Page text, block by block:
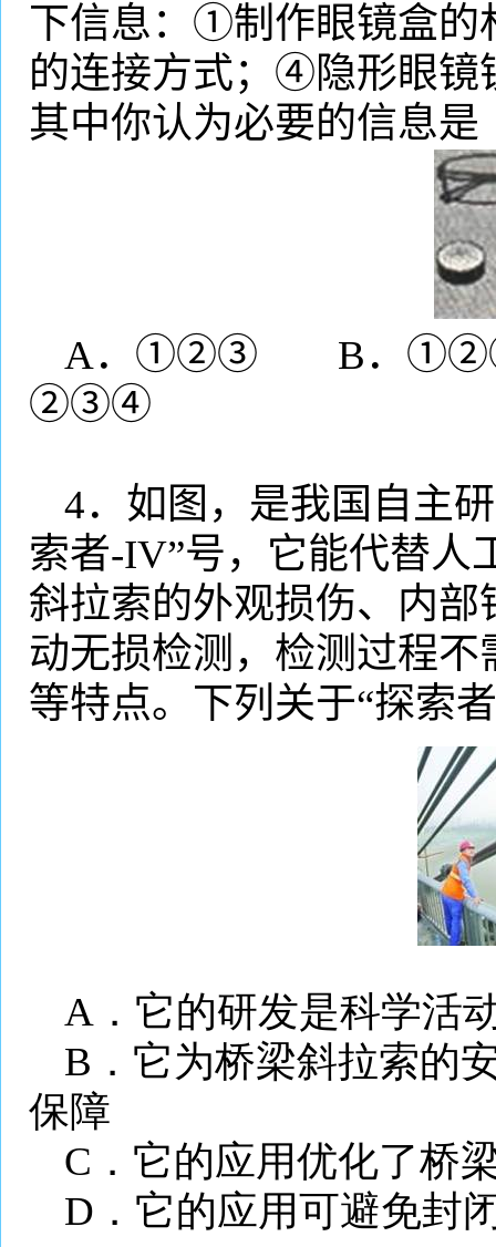
下信息：①制作眼镜盒
的连接方式；④隐形眼镜
其中你认为必要的信息是
A．①②③ B．
②③④
4．如图，是我国自主
索者-IV”号，它能代替人
斜拉索的外观损伤、内
动无损检测，检测过程
等特点。下列关于“探索者
A ．它的研发是科学活
B ．它为桥梁斜拉索的
保障
C ．它的应用优化了桥
D ．它的应用可避免封